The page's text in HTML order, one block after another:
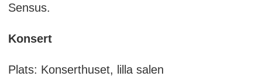
Sensus.
Konsert
Plats: Konserthuset, lilla salen